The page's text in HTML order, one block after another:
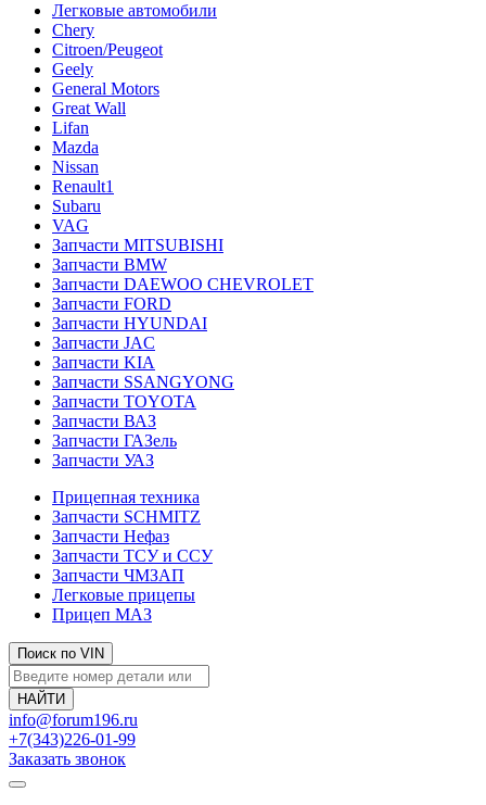
Легковые автомобили
Chery
Citroen/Peugeot
Geely
General Motors
Great Wall
Lifan
Mazda
Nissan
Renault1
Subaru
VAG
Запчасти MITSUBISHI
Запчасти BMW
Запчасти DAEWOO CHEVROLET
Запчасти FORD
Запчасти HYUNDAI
Запчасти JAC
Запчасти KIA
Запчасти SSANGYONG
Запчасти TOYOTA
Запчасти ВАЗ
Запчасти ГАЗель
Запчасти УАЗ
Прицепная техника
Запчасти SCHMITZ
Запчасти Нефаз
Запчасти ТСУ и ССУ
Запчасти ЧМЗАП
Легковые прицепы
Прицеп МАЗ
Поиск по VIN
info@forum196.ru
+7(343)226-01-99
Заказать звонок